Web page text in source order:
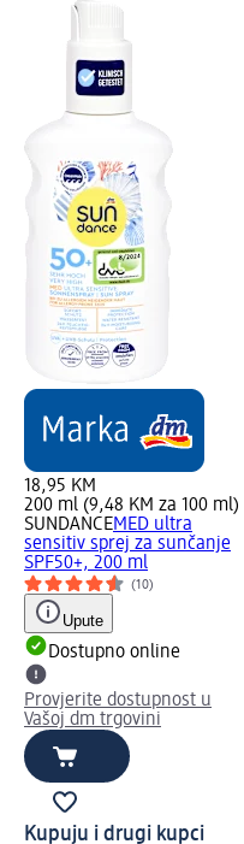
18,95 KM
200 ml (9,48 KM za 100 ml)
SUNDANCEMED ultra
sensitiv sprej za sunčanje
SPF50+, 200 ml
(10)
Upute
Dostupno online
Provjerite dostupnost u
Vašoj dm trgovini
Kupuju i drugi kupci